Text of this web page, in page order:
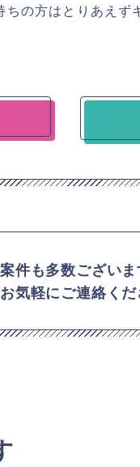
の方はとりあえ
件も多数ございま
気軽にご連絡くだ